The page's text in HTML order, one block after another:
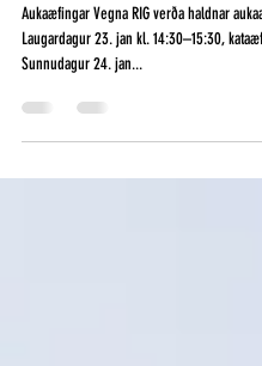
aukaæfingar v/RIG
Aukaæfingar Vegna RIG verða haldnar aukaæfingar um helgina:
Sunnudagur 24. jan...